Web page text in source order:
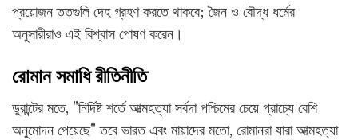
প্রয়োজন ততগুলি দেহ গ্রহণ করতে থাকবে; জৈন ও বৌদ্ধ ধর্মের
অনুসারীরাও এই বিশ্বাস পোষণ করেন।
রোমান সমাধি রীতিনীতি
ডুরান্টের মতে, "নির্দিষ্ট শর্তে আত্মহত্যা সর্বদা পশ্চিমের চেয়ে প্রাচ্যে বেশি
অনুমোদন পেয়েছে" তবে ভারত এবং মায়াদের মতো, রোমানরা যারা আত্মহত্যা